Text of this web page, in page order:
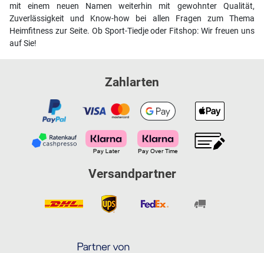
mit einem neuen Namen weiterhin mit gewohnter Qualität,
Zuverlässigkeit und Know-how bei allen Fragen zum Thema
Heimfitness zur Seite. Ob Sport-Tiedje oder Fitshop: Wir freuen uns
auf Sie!
Zahlarten
Versandpartner